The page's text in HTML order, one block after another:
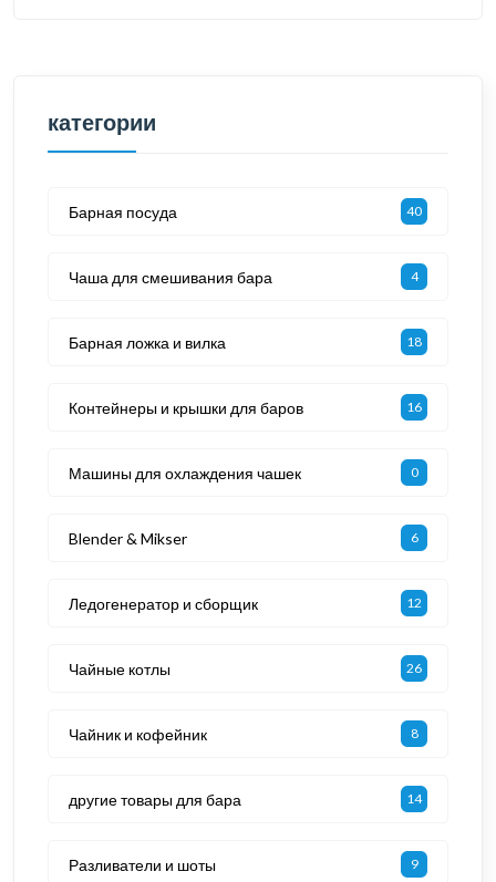
категории
Барная посуда 40
Чаша для смешивания бара 4
Барная ложка и вилка 18
Контейнеры и крышки для баров 16
Машины для охлаждения чашек 0
Blender & Mikser 6
Ледогенератор и сборщик 12
Чайные котлы 26
Чайник и кофейник 8
другие товары для бара 14
Разливатели и шоты 9